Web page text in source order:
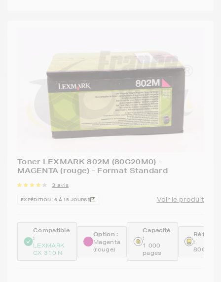
Toner LEXMARK 802M (80C20M0) -
MAGENTA (rouge) - Format Standard
3 avis
EXPÉDITION : 6 À 15 JOURS Voir le produit
Compatible
:
LEXMARK
CX 310 N
Option :
Magenta
(rouge)
Capacité
:
1 000
pages
: